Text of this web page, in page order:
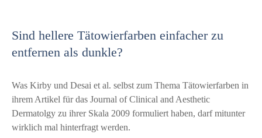
Sind hellere Tätowierfarben einfacher zu
entfernen als dunkle?
Was Kirby und Desai et al. selbst zum Thema Tätowierfarben in
ihrem Artikel für das Journal of Clinical and Aesthetic
Dermatolgy zu ihrer Skala 2009 formuliert haben, darf mitunter
wirklich mal hinterfragt werden.